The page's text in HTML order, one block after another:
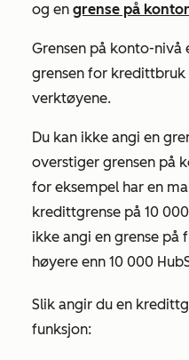
og en grense på
Grensen på konto-
grensen for kredittbruk
verktøyene.
Du kan ikke angi en
overstiger grensen på
for eksempel har en
kredittgrense på 10
ikke angi en grense på
høyere enn 10 000
Slik angir du en
funksjon: